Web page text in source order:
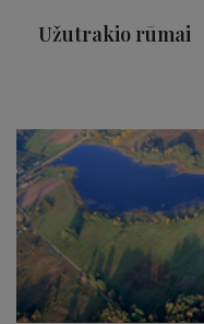
Užutrakio rūmai